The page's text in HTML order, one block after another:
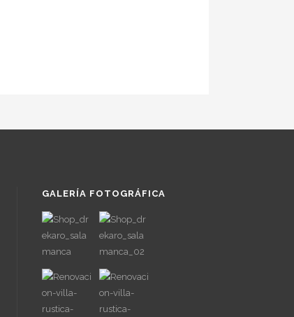
GALERÍA FOTOGRÁFICA